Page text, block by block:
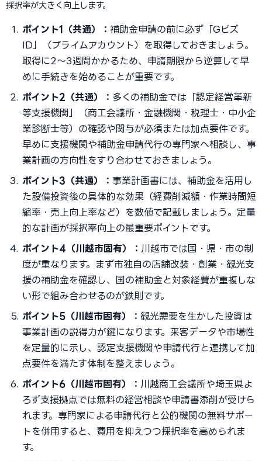
採択率が大きく向上します。
ポイント1（共通）： 補助金申請の前に必ず「Gビズ
ID」（プライムアカウント）を取得しておきましょう。
取得に2〜3週間かかるため、申請期限から逆算して早
めに手続きを始めることが重要です。
ポイント2（共通）： 多くの補助金では「認定経営革新
等支援機関」（商工会議所・金融機関・税理士・中小企
業診断士等）の確認や関与が必須または加点要件です。
早めに支援機関や補助金申請代行の専門家へ相談し、事
業計画の方向性をすり合わせておきましょう。
ポイント3（共通）： 事業計画書には、補助金を活用し
た設備投資後の具体的な効果（経費削減額・作業時間短
縮率・売上向上率など）を数値で記載しましょう。定量
的な計画が採択率向上の最重要ポイントです。
ポイント4（川越市固有）： 川越市では国・県・市の制
度が重なります。まず市独自の店舗改装・創業・観光支
援の補助金を確認し、国の補助金と対象経費が重複しな
い形で組み合わせるのが鉄則です。
ポイント5（川越市固有）： 観光需要を生かした投資は
事業計画の説得力が鍵になります。来客データや市場性
を定量的に示し、認定支援機関や申請代行と連携して加
点要件を満たす体制を整えましょう。
ポイント6（川越市固有）： 川越商工会議所や埼玉県よ
ろず支援拠点では無料の経営相談や申請書添削が受けら
れます。専門家による申請代行と公的機関の無料サポー
トを併用すると、費用を抑えつつ採択率を高められま
す。